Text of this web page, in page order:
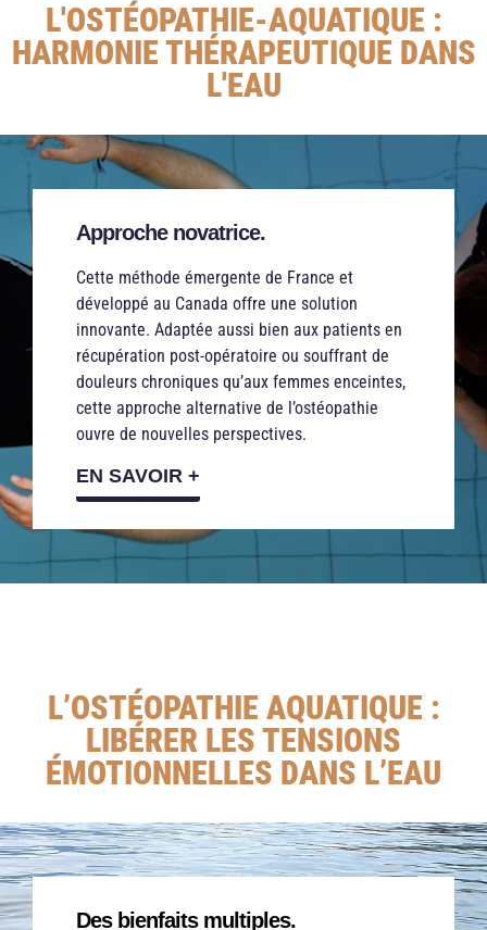
L'OSTÉOPATHIE-AQUATIQUE :
HARMONIE THÉRAPEUTIQUE DANS
L'EAU
Approche novatrice.
Cette méthode émergente de France et
développé au Canada offre une solution
innovante. Adaptée aussi bien aux patients en
récupération post-opératoire ou souffrant de
douleurs chroniques qu’aux femmes enceintes,
cette approche alternative de l’ostéopathie
ouvre de nouvelles perspectives.
EN SAVOIR +
L’OSTÉOPATHIE AQUATIQUE :
LIBÉRER LES TENSIONS
ÉMOTIONNELLES DANS L’EAU
Des bienfaits multiples.